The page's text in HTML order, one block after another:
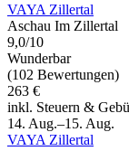
VAYA Zillertal
Aschau Im Zillertal
9,0/10
Wunderbar
(102 Bewertungen)
263 €
inkl. Steuern &
14. Aug.–15. Aug.
VAYA Zillertal